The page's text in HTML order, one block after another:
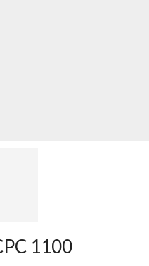
1100